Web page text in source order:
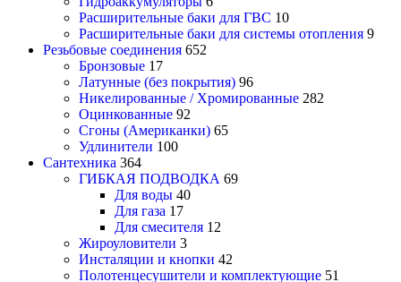
Расширительные баки для ГВС 10
Расширительные баки для системы отопления 9
Резьбовые соединения 652
Бронзовые 17
Латунные (без покрытия) 96
Никелированные / Хромированные 282
Оцинкованные 92
Сгоны (Американки) 65
Удлинители 100
Сантехника 364
ГИБКАЯ ПОДВОДКА 69
Для воды 40
Для газа 17
Для смесителя 12
Жироуловители 3
Инсталяции и кнопки 42
Полотенцесушители и комплектующие 51